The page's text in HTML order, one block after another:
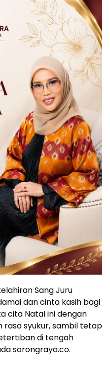
Sang Juru
dan cinta kasih bagi
cita Natal ini dengan
rasa syukur, sambil tetap
di tengah
sorongraya.co.